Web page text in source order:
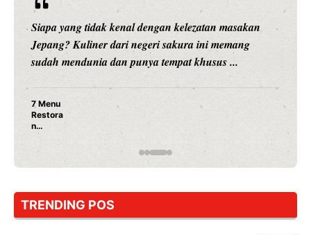
Siapa yang tidak kenal dengan kelezatan masakan
Jepang? Kuliner dari negeri sakura ini memang
sudah mendunia dan punya tempat khusus ...
7 Menu
Restora
n
Jepang
yang
Dicoba,
Cuma
Sushi!
TRENDING POS